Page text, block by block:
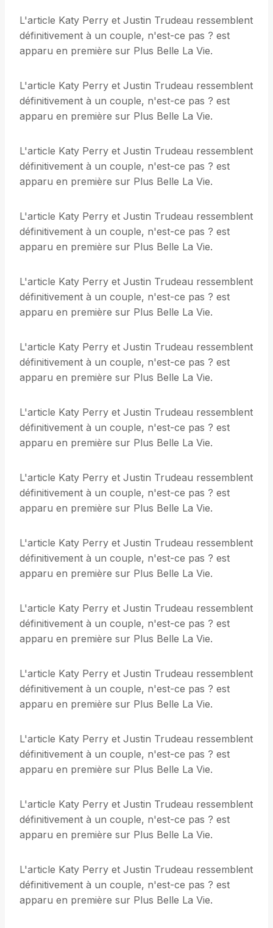
L'article Katy Perry et Justin Trudeau ressemblent
définitivement à un couple, n'est-ce pas ? est
apparu en première sur Plus Belle La Vie.
L'article Katy Perry et Justin Trudeau ressemblent
définitivement à un couple, n'est-ce pas ? est
apparu en première sur Plus Belle La Vie.
L'article Katy Perry et Justin Trudeau ressemblent
définitivement à un couple, n'est-ce pas ? est
apparu en première sur Plus Belle La Vie.
L'article Katy Perry et Justin Trudeau ressemblent
définitivement à un couple, n'est-ce pas ? est
apparu en première sur Plus Belle La Vie.
L'article Katy Perry et Justin Trudeau ressemblent
définitivement à un couple, n'est-ce pas ? est
apparu en première sur Plus Belle La Vie.
L'article Katy Perry et Justin Trudeau ressemblent
définitivement à un couple, n'est-ce pas ? est
apparu en première sur Plus Belle La Vie.
L'article Katy Perry et Justin Trudeau ressemblent
définitivement à un couple, n'est-ce pas ? est
apparu en première sur Plus Belle La Vie.
L'article Katy Perry et Justin Trudeau ressemblent
définitivement à un couple, n'est-ce pas ? est
apparu en première sur Plus Belle La Vie.
L'article Katy Perry et Justin Trudeau ressemblent
définitivement à un couple, n'est-ce pas ? est
apparu en première sur Plus Belle La Vie.
L'article Katy Perry et Justin Trudeau ressemblent
définitivement à un couple, n'est-ce pas ? est
apparu en première sur Plus Belle La Vie.
L'article Katy Perry et Justin Trudeau ressemblent
définitivement à un couple, n'est-ce pas ? est
apparu en première sur Plus Belle La Vie.
L'article Katy Perry et Justin Trudeau ressemblent
définitivement à un couple, n'est-ce pas ? est
apparu en première sur Plus Belle La Vie.
L'article Katy Perry et Justin Trudeau ressemblent
définitivement à un couple, n'est-ce pas ? est
apparu en première sur Plus Belle La Vie.
L'article Katy Perry et Justin Trudeau ressemblent
définitivement à un couple, n'est-ce pas ? est
apparu en première sur Plus Belle La Vie.